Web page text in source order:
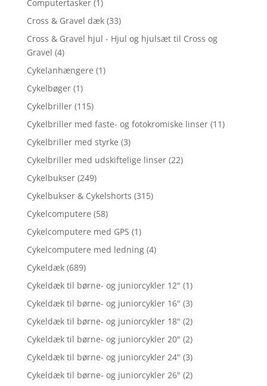
Computertasker (1)
Cross & Gravel dæk (33)
Cross & Gravel hjul - Hjul og hjulsæt til Cross og
Gravel (4)
Cykelanhængere (1)
Cykelbøger (1)
Cykelbriller (115)
Cykelbriller med faste- og fotokromiske linser (11)
Cykelbriller med styrke (3)
Cykelbriller med udskiftelige linser (22)
Cykelbukser (249)
Cykelbukser & Cykelshorts (315)
Cykelcomputere (58)
Cykelcomputere med GPS (1)
Cykelcomputere med ledning (4)
Cykeldæk (689)
Cykeldæk til børne- og juniorcykler 12" (1)
Cykeldæk til børne- og juniorcykler 16" (3)
Cykeldæk til børne- og juniorcykler 18" (2)
Cykeldæk til børne- og juniorcykler 20" (2)
Cykeldæk til børne- og juniorcykler 24" (3)
Cykeldæk til børne- og juniorcykler 26" (2)